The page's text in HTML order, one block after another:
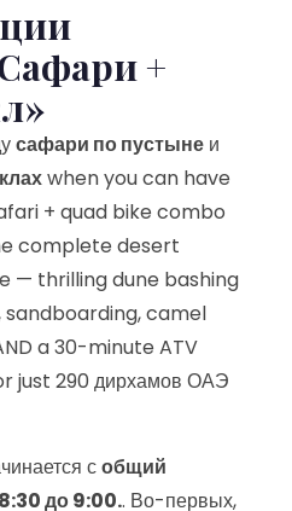
+
сафари по пустыне и
when you can have
+ quad bike combo
complete desert
— thrilling dune bashing
sandboarding, camel
a 30-minute ATV
just 290 дирхамов ОАЭ
собщий
до 9:00.. Во-первых,